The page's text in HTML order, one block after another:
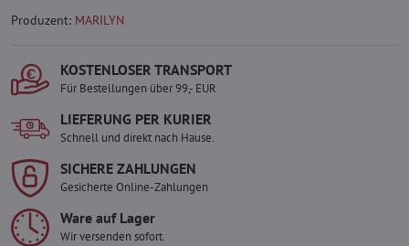
Produzent: MARILYN
KOSTENLOSER TRANSPORT
Für Bestellungen über 99,- EUR
LIEFERUNG PER KURIER
Schnell und direkt nach Hause.
SICHERE ZAHLUNGEN
Gesicherte Online-Zahlungen
Ware auf Lager
Wir versenden sofort.